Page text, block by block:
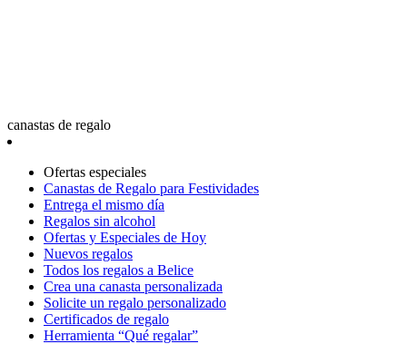
canastas de regalo
Ofertas especiales
Canastas de Regalo para Festividades
Entrega el mismo día
Regalos sin alcohol
Ofertas y Especiales de Hoy
Nuevos regalos
Todos los regalos a Belice
Crea una canasta personalizada
Solicite un regalo personalizado
Certificados de regalo
Herramienta “Qué regalar”